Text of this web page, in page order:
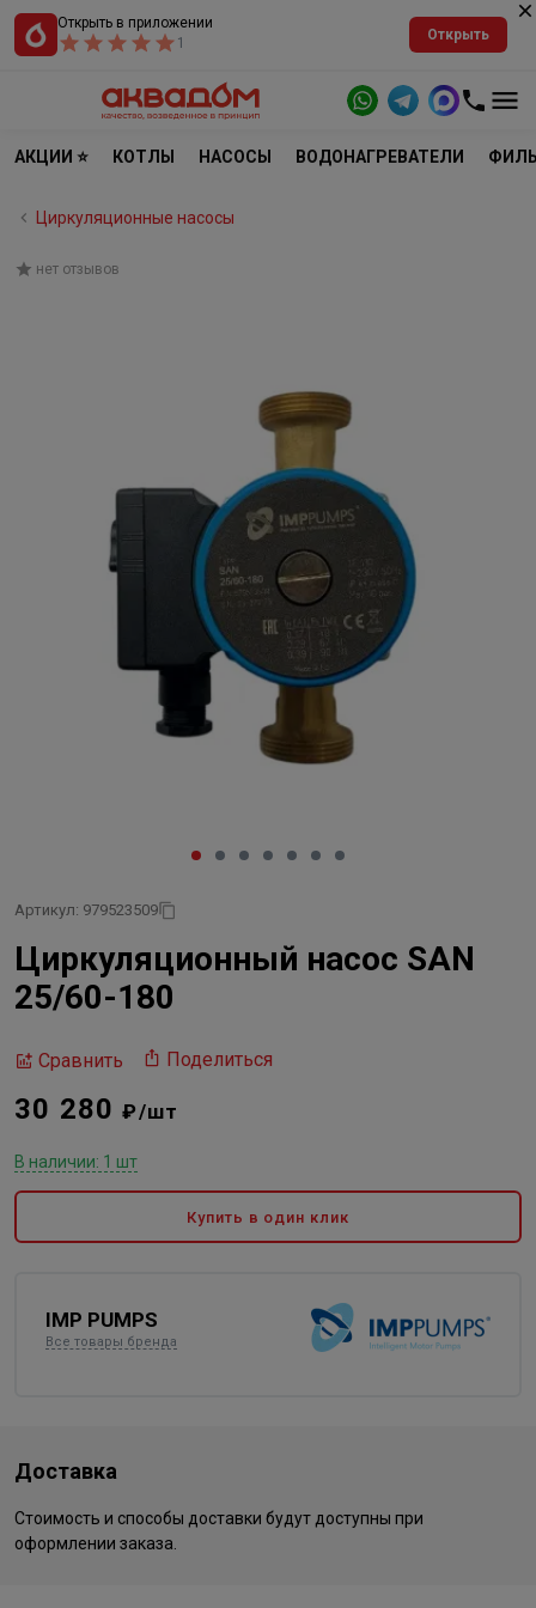
Открыть в приложении
1
Открыть
АКЦИИ ⭐ КОТЛЫ НАСОСЫ ВОДОНАГРЕВАТЕЛИ
Циркуляционные насосы
нет отзывов
Артикул: 979523509
Циркуляционный насос SAN
25/60-180
Сравнить Поделиться
30 280₽/шт
В наличии: 1 шт
Купить в один клик
IMP PUMPS
Все товары бренда
Доставка
Стоимость и способы доставки будут доступны при
оформлении заказа.